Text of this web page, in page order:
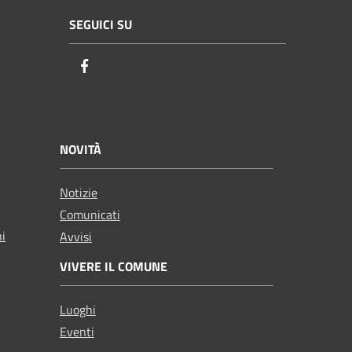
SEGUICI SU
NOVITÀ
Notizie
Comunicati
Avvisi
VIVERE IL COMUNE
Luoghi
Eventi